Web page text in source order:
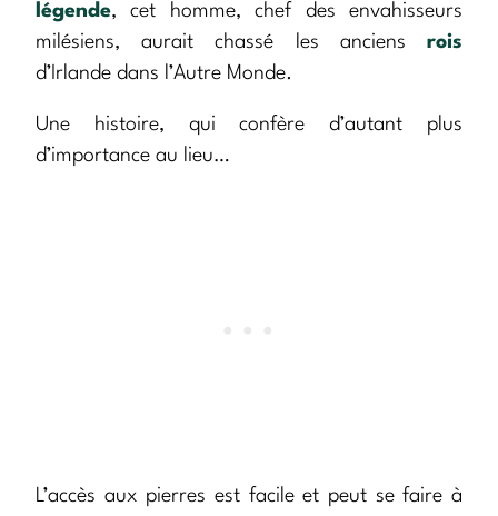
légende, cet homme, chef des envahisseurs
milésiens, aurait chassé les anciens rois
d’Irlande dans l’Autre Monde.
Une histoire, qui confère d’autant plus
d’importance au lieu…
L’accès aux pierres est facile et peut se faire à